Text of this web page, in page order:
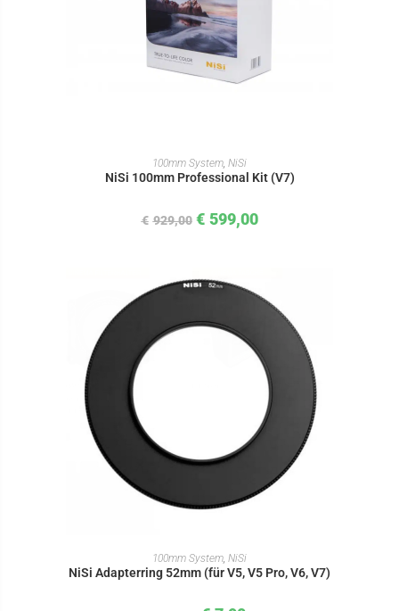
IN DEN WARENKORB
100mm System, NiSi
NiSi 100mm Professional Kit (V7)
€ 929,00 € 599,00
IN DEN WARENKORB
100mm System NiSi
NiSi Adapterring 52mm (für V5, V5 Pro, V6, V7)